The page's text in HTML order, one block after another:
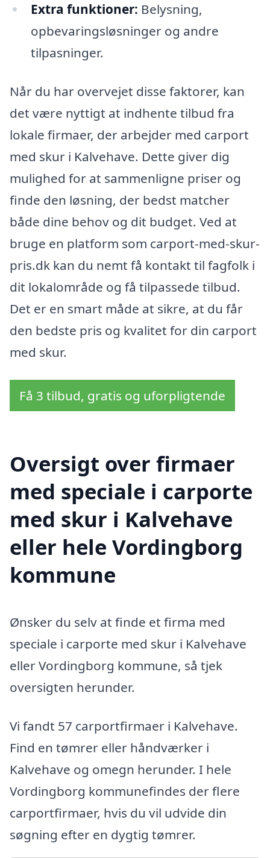
Extra funktioner: Belysning,
opbevaringsløsninger og andre
tilpasninger.
Når du har overvejet disse faktorer, kan
det være nyttigt at indhente tilbud fra
lokale firmaer, der arbejder med carport
med skur i Kalvehave. Dette giver dig
mulighed for at sammenligne priser og
finde den løsning, der bedst matcher
både dine behov og dit budget. Ved at
bruge en platform som carport-med-skur-
pris.dk kan du nemt få kontakt til fagfolk i
dit lokalområde og få tilpassede tilbud.
Det er en smart måde at sikre, at du får
den bedste pris og kvalitet for din carport
med skur.
Få 3 tilbud, gratis og uforpligtende
Oversigt over firmaer
med speciale i carporte
med skur i Kalvehave
eller hele Vordingborg
kommune
Ønsker du selv at finde et firma med
speciale i carporte med skur i Kalvehave
eller Vordingborg kommune, så tjek
oversigten herunder.
Vi fandt 57 carportfirmaer i Kalvehave.
Find en tømrer eller håndværker i
Kalvehave og omegn herunder. I hele
Vordingborg kommunefindes der flere
carportfirmaer, hvis du vil udvide din
søgning efter en dygtig tømrer.